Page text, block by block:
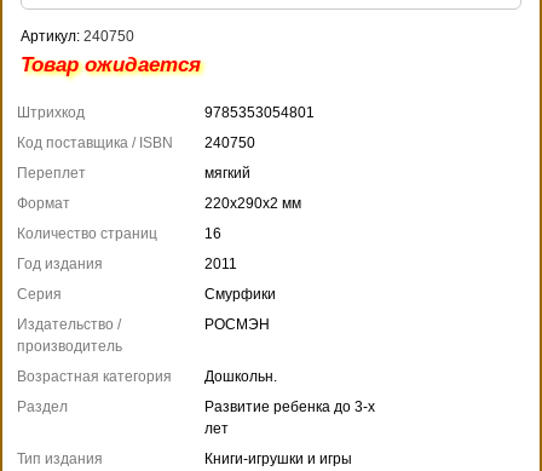
Артикул: 240750
Товар ожидается
Штрихкод
9785353054801
Код поставщика / ISBN
240750
Переплет
мягкий
Формат
220x290x2 мм
Количество страниц
16
Год издания
2011
Серия
Смурфики
Издательство /
производитель
РОСМЭН
Возрастная категория
Дошкольн.
Раздел
Развитие ребенка до 3-х
лет
Тип издания
Книги-игрушки и игры